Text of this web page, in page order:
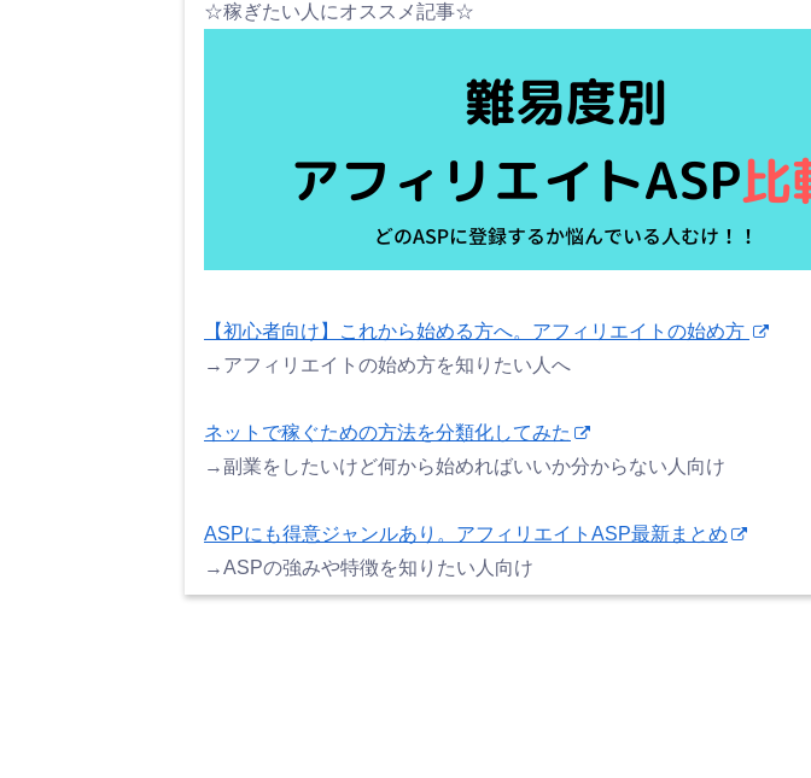
☆稼ぎたい人にオススメ記事☆
【初心者向け】これから始める方へ。アフィリエイトの始め方
→アフィリエイトの始め方を知りたい人へ
ネットで稼ぐための方法を分類化してみた
→副業をしたいけど何から始めればいいか分からない人向け
ASPにも得意ジャンルあり。アフィリエイトASP最新まとめ
→ASPの強みや特徴を知りたい人向け